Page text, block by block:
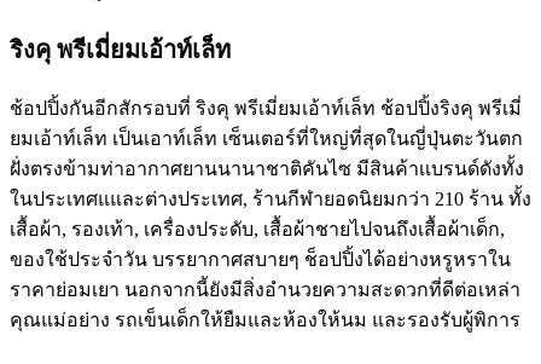
ริงคุ พรีเมี่ยมเอ้าท์เล็ท
ช้อปปิ้งกันอีกสักรอบที่ ริงคุ พรีเมี่ยมเอ้าท์เล็ท ช้อปปิ้งริงคุ พรีเมี่
ยมเอ้าท์เล็ท เป็นเอาท์เล็ท เซ็นเตอร์ที่ใหญ่ที่สุดในญี่ปุ่นตะวันตก
ฝั่งตรงข้ามท่าอากาศยานนานาชาติคันไซ มีสินค้าเเบรนด์ดังทั้ง
ในประเทศแและต่างประเทศ, ร้านกีฬายอดนิยมกว่า 210 ร้าน ทั้ง
เสื้อผ้า, รองเท้า, เครื่องประดับ, เสื้อผ้าชายไปจนถึงเสื้อผ้าเด็ก,
ของใช้ประจำวัน บรรยากาศสบายๆ ช็อปปิ้งได้อย่างหรูหราใน
ราคาย่อมเยา นอกจากนี้ยังมีสิ่งอำนวยความสะดวกที่ดีต่อเหล่า
คุณแม่อย่าง รถเข็นเด็กให้ยืมและห้องให้นม และรองรับผู้พิการ